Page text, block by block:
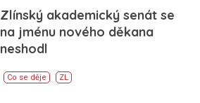
Zlínský akademický senát se
na jménu nového děkana
neshodl
Co se děje ZL